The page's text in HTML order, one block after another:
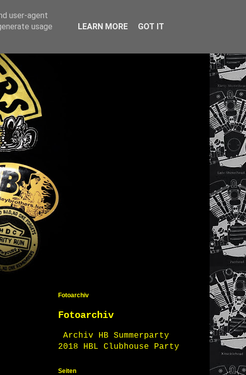
Fotoarchiv
Fotoarchiv
Archiv HB Summerparty
2018 HBL Clubhouse Party
Seiten
user-agent
usage
LEARN MORE GOT IT